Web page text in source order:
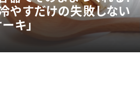
やすだけの失敗しない
キ」